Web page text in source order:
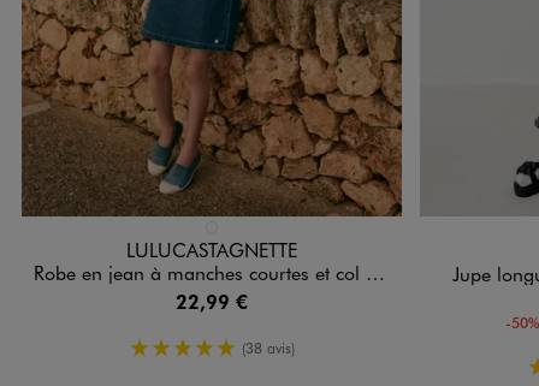
LULUCASTAGNETTE
Robe en jean à manches courtes et col chemise fille - LuluCastatgnette
22,99 €
5/5 de moyenne
(38 avis)
Jupe
-